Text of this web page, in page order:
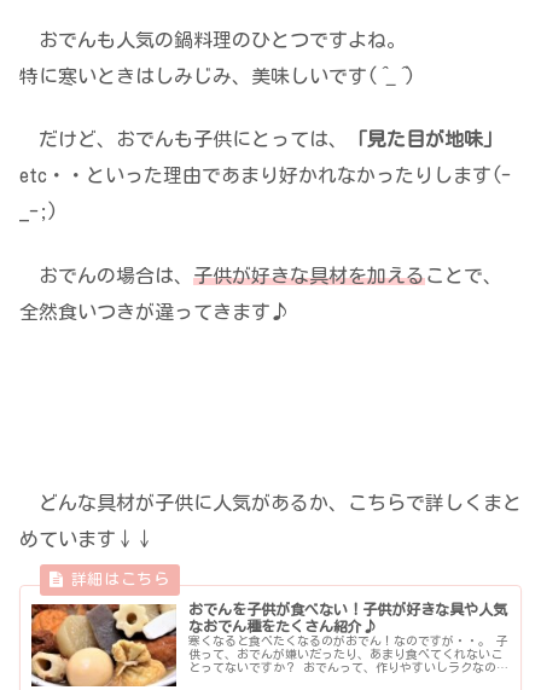
おでんも人気の鍋料理のひとつですよね。
特に寒いときはしみじみ、美味しいです(
)
だけど、おでんも子供にとっては、
「見た目が地味」
etc・・といった理由であまり好かれなかったりします(-
_-;)
おでんの場合は、 子供が好きな具材を加えることで、
全然食いつきが違ってきます♪
どんな具材が子供に人気があるか、こちらで詳しくまと
めています↓↓
おでんを子供が食べない！子供が好きな具や人気
なおでん種をたくさん紹介♪
寒くなると食べたくなるのがおでん！なのですが・・。 子
供って、おでんが嫌いだったり、あまり食べてくれないこ
とってないですか？ おでんって、作りやすいしラクなの